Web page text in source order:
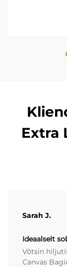
Extra
Sarah J.
Ideaalselt
Võtsin
Canvas